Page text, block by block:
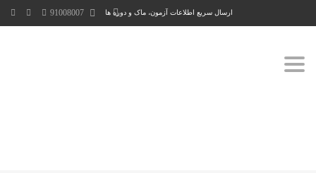
ارسال سریع اطلاعات آزمون، ماک و دوره ها 91008007
Toggle